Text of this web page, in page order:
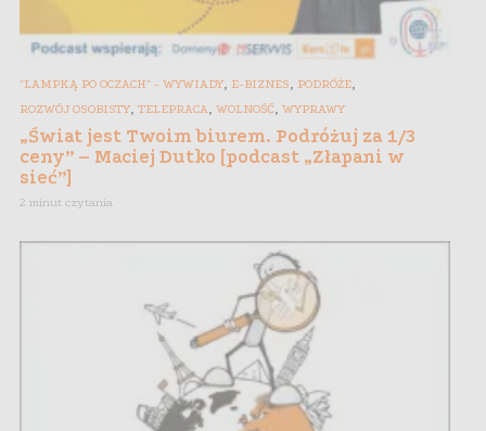
"LAMPKĄ PO OCZACH" - WYWIADY, E-BIZNES, PODRÓŻE,
ROZWÓJ OSOBISTY, TELEPRACA, WOLNOŚĆ, WYPRAWY
„Świat jest Twoim biurem. Podróżuj za 1/3
ceny” – Maciej Dutko [podcast „Złapani w
sieć”]
2 minut czytania